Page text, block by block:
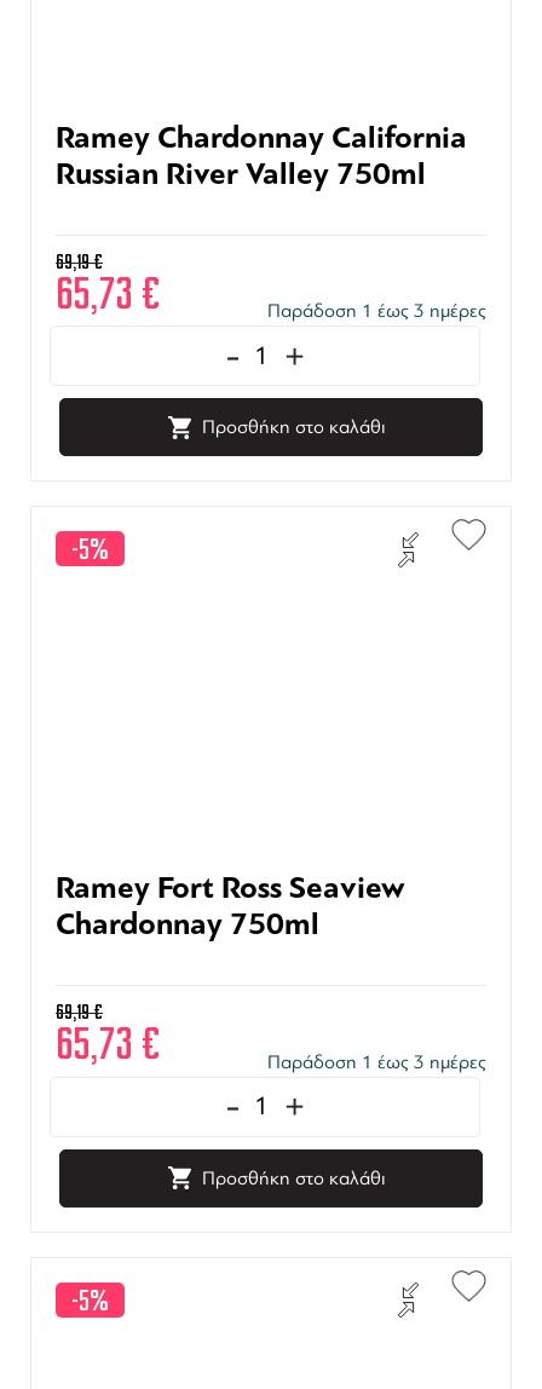
Ramey Chardonnay California
Russian River Valley 750ml
69,19€
65,73 € Παράδοση 1 έως 3 ημέρες
- +
Προσθήκη στο καλάθι
-5%
Ramey Fort Ross Seaview
Chardonnay 750ml
69,19€
65,73 € Παράδοση 1 έως 3 ημέρες
- +
Προσθήκη στο καλάθι
-5%